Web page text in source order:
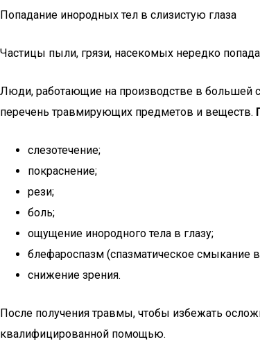
Попадание инородных тел в слизистую глаза
Частицы пыли, грязи, насекомых нередко
Люди, работающие на производстве в большей
перечень травмирующих предметов и веществ.
слезотечение;
покраснение;
рези;
боль;
ощущение инородного тела в глазу;
блефароспазм (спазматическое смыкание
снижение зрения.
После получения травмы, чтобы избежать
квалифицированной помощью.